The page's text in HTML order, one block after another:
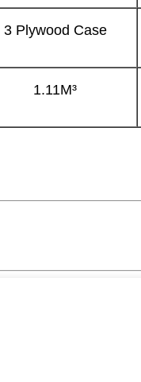
3 Plywood Case
1.11M³